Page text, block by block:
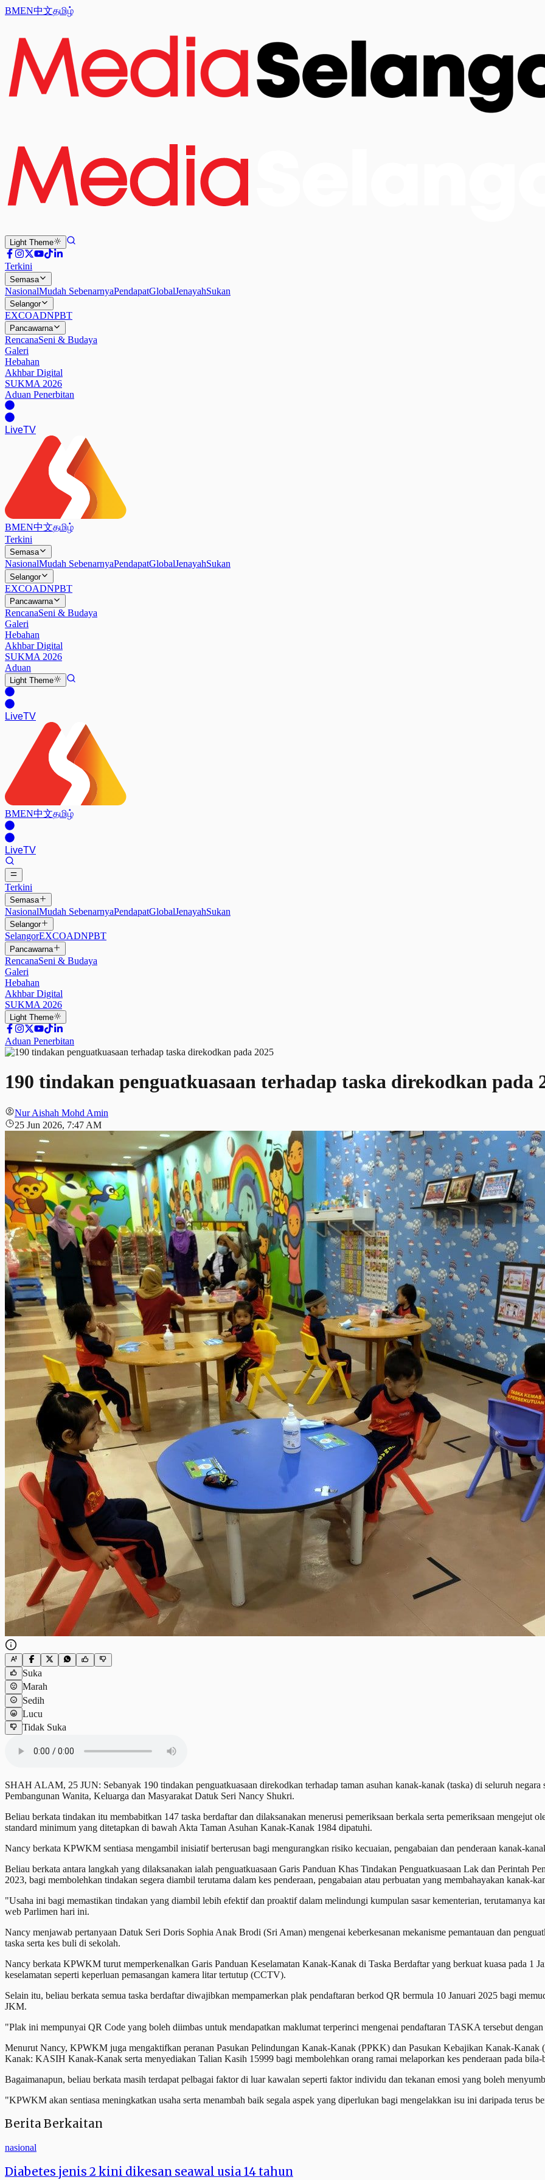
BMEN中文தமிழ்
Light Theme
Terkini
Semasa
NasionalMudah SebenarnyaPendapatGlobalJenayahSukan
Selangor
EXCOADNPBT
Pancawarna
RencanaSeni & Budaya
Galeri
Hebahan
Akhbar Digital
SUKMA 2026
Aduan Penerbitan
LiveTV
BMEN中文தமிழ்
Terkini
Semasa
NasionalMudah SebenarnyaPendapatGlobalJenayahSukan
Selangor
EXCOADNPBT
Pancawarna
RencanaSeni & Budaya
Galeri
Hebahan
Akhbar Digital
SUKMA 2026
Aduan
Light Theme
LiveTV
BMEN中文தமிழ்
LiveTV
Terkini
Semasa
NasionalMudah SebenarnyaPendapatGlobalJenayahSukan
Selangor
SelangorEXCOADNPBT
Pancawarna
RencanaSeni & Budaya
Galeri
Hebahan
Akhbar Digital
SUKMA 2026
Light Theme
Aduan Penerbitan
190 tindakan penguatkuasaan terhadap taska direkodkan pada
Nur Aishah Mohd Amin
25 Jun 2026, 7:47 AM
Suka
Marah
Sedih
Lucu
Tidak Suka
SHAH ALAM, 25 JUN: Sebanyak 190 tindakan penguatkuasaan direkodkan terhadap taman asuhan kanak-kanak (taska) di seluruh
Pembangunan Wanita, Keluarga dan Masyarakat Datuk Seri Nancy Shukri.
Beliau berkata tindakan itu membabitkan 147 taska berdaftar dan dilaksanakan menerusi pemeriksaan berkala serta pemeriksaan mengejut
standard minimum yang ditetapkan di bawah Akta Taman Asuhan Kanak-Kanak 1984 dipatuhi.
Nancy berkata KPWKM sentiasa mengambil inisiatif berterusan bagi mengurangkan risiko kecuaian, pengabaian dan penderaan kanak-
Beliau berkata antara langkah yang dilaksanakan ialah penguatkuasaan Garis Panduan Khas Tindakan Penguatkuasaan Lak dan Perintah
2023, bagi membolehkan tindakan segera diambil terutama dalam kes penderaan, pengabaian atau perbuatan yang membahayakan kanak-
"Usaha ini bagi memastikan tindakan yang diambil lebih efektif dan proaktif dalam melindungi kumpulan sasar kementerian, terutamanya
web Parlimen hari ini.
Nancy menjawab pertanyaan Datuk Seri Doris Sophia Anak Brodi (Sri Aman) mengenai keberkesanan mekanisme pemantauan dan
taska serta kes buli di sekolah.
Nancy berkata KPWKM turut memperkenalkan Garis Panduan Keselamatan Kanak-Kanak di Taska Berdaftar yang berkuat kuasa pada 1
keselamatan seperti keperluan pemasangan kamera litar tertutup (CCTV).
Selain itu, beliau berkata semua taska berdaftar diwajibkan mempamerkan plak pendaftaran berkod QR bermula 10 Januari 2025 bagi
JKM.
"Plak ini mempunyai QR Code yang boleh diimbas untuk mendapatkan maklumat terperinci mengenai pendaftaran TASKA tersebut
Menurut Nancy, KPWKM juga mengaktifkan peranan Pasukan Pelindungan Kanak-Kanak (PPKK) dan Pasukan Kebajikan Kanak-
Kanak: KASIH Kanak-Kanak serta menyediakan Talian Kasih 15999 bagi membolehkan orang ramai melaporkan kes penderaan pada bila-
Bagaimanapun, beliau berkata masih terdapat pelbagai faktor di luar kawalan seperti faktor individu dan tekanan emosi yang boleh
"KPWKM akan sentiasa meningkatkan usaha serta menambah baik segala aspek yang diperlukan bagi mengelakkan isu ini daripada terus
Berita Berkaitan
nasional
Diabetes jenis 2 kini dikesan seawal usia 14 tahun